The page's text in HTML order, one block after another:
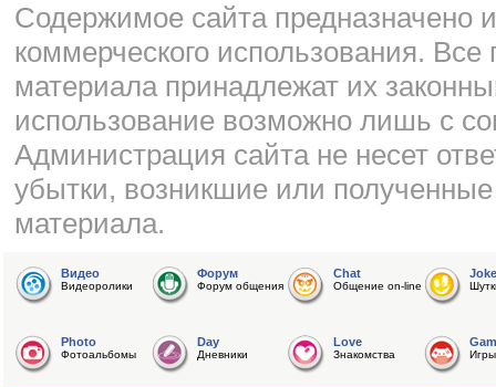
Cодержимое сайта предназначено
коммерческого использования.
материала принадлежат их
использование возможно лишь с
Администрация сайта не несет
убытки, возникшие или
материала.
Видео
Видеоролики
Форум
Форум общения
Chat
Общение on-line
Joke
Photo
Фотоальбомы
Day
Дневники
Love
Знакомства Игры